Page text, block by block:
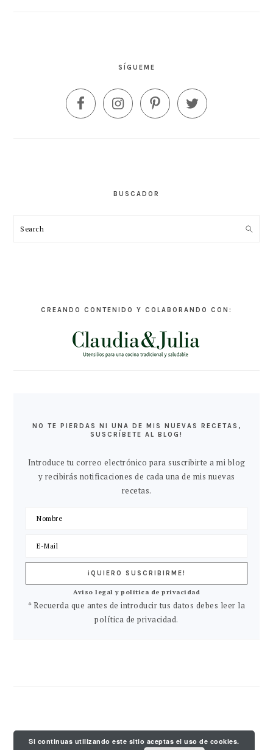
SÍGUEME
BUSCADOR
Search
CREANDO CONTENIDO Y COLABORANDO CON:
NO TE PIERDAS NI UNA DE MIS NUEVAS RECETAS,
SUSCRÍBETE AL BLOG!
Introduce tu correo electrónico para suscribirte a mi blog
y recibirás notificaciones de cada una de mis nuevas
recetas.
Aviso legal y política de privacidad
* Recuerda que antes de introducir tus datos debes leer la
política de privacidad.
Si continuas utilizando este sitio aceptas el uso de cookies.